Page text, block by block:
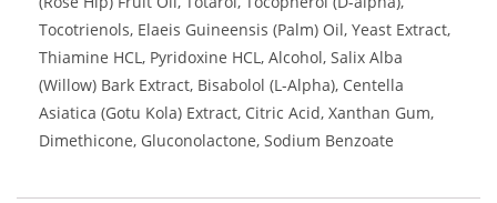
Tocotrienols, Elaeis Guineensis (Palm) Oil, Yeast Extract,
Thiamine HCL, Pyridoxine HCL, Alcohol, Salix Alba
(Willow) Bark Extract, Bisabolol (L-Alpha), Centella
Asiatica (Gotu Kola) Extract, Citric Acid, Xanthan Gum,
Dimethicone, Gluconolactone, Sodium Benzoate